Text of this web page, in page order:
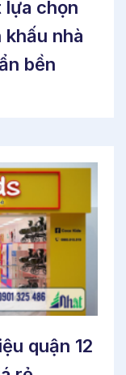
lựa chọn
khấu nhà
bền
quận 12